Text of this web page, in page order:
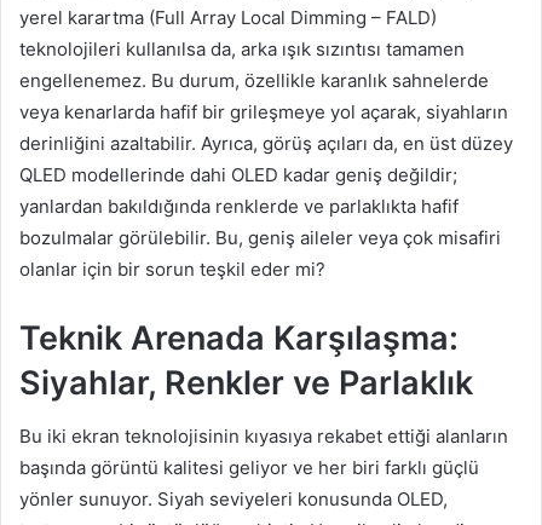
yerel karartma (Full Array Local Dimming – FALD)
teknolojileri kullanılsa da, arka ışık sızıntısı tamamen
engellenemez. Bu durum, özellikle karanlık sahnelerde
veya kenarlarda hafif bir grileşmeye yol açarak, siyahların
derinliğini azaltabilir. Ayrıca, görüş açıları da, en üst düzey
QLED modellerinde dahi OLED kadar geniş değildir;
yanlardan bakıldığında renklerde ve parlaklıkta hafif
bozulmalar görülebilir. Bu, geniş aileler veya çok misafiri
olanlar için bir sorun teşkil eder mi?
Teknik Arenada Karşılaşma:
Siyahlar, Renkler ve Parlaklık
Bu iki ekran teknolojisinin kıyasıya rekabet ettiği alanların
başında görüntü kalitesi geliyor ve her biri farklı güçlü
yönler sunuyor. Siyah seviyeleri konusunda OLED,